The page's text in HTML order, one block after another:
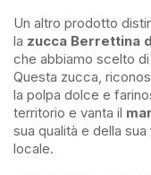
Un altro prodotto
la zucca Berrettina
che abbiamo scelto
Questa zucca,
la polpa dolce e
territorio e vanta il
sua qualità e della
locale.